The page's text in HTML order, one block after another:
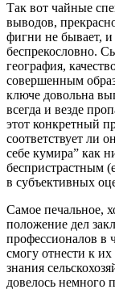
Так вот чайные
выводов,
фигни не бывает,
беспрекословно.
география,
совершенным
ключе довольна
всегда и везде
этот конкретный
соответствует ли
себе кумира” как
беспристрастным
в субъективных
Самое печальное,
положение дел
профессионалов в
смогу отнести к
знания
довелось немного